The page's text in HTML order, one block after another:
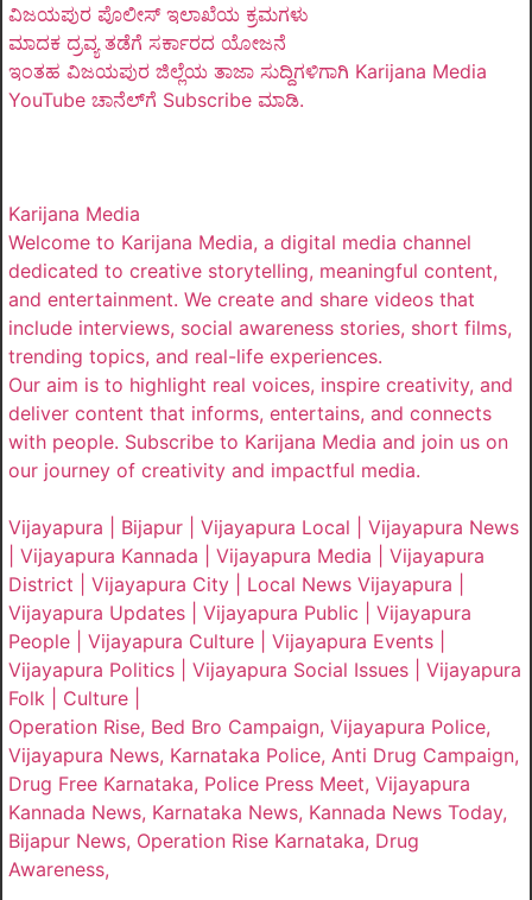
ವಿಜಯಪುರ ಪೊಲೀಸ್ ಇಲಾಖೆಯ ಕ್ರಮಗಳು
ಮಾದಕ ದ್ರವ್ಯ ತಡೆಗೆ ಸರ್ಕಾರದ ಯೋಜನೆ
ಇಂತಹ ವಿಜಯಪುರ ಜಿಲ್ಲೆಯ ತಾಜಾ ಸುದ್ದಿಗಳಿಗಾಗಿ Karijana Media
YouTube ಚಾನೆಲ್‌ಗೆ Subscribe ಮಾಡಿ.
Karijana Media
Welcome to Karijana Media, a digital media channel
dedicated to creative storytelling, meaningful content,
and entertainment. We create and share videos that
include interviews, social awareness stories, short films,
trending topics, and real-life experiences.
Our aim is to highlight real voices, inspire creativity, and
deliver content that informs, entertains, and connects
with people. Subscribe to Karijana Media and join us on
our journey of creativity and impactful media.
Vijayapura | Bijapur | Vijayapura Local | Vijayapura News
| Vijayapura Kannada | Vijayapura Media | Vijayapura
District | Vijayapura City | Local News Vijayapura |
Vijayapura Updates | Vijayapura Public | Vijayapura
People | Vijayapura Culture | Vijayapura Events |
Vijayapura Politics | Vijayapura Social Issues | Vijayapura
Folk | Culture |
Operation Rise, Bed Bro Campaign, Vijayapura Police,
Vijayapura News, Karnataka Police, Anti Drug Campaign,
Drug Free Karnataka, Police Press Meet, Vijayapura
Kannada News, Karnataka News, Kannada News Today,
Bijapur News, Operation Rise Karnataka, Drug
Awareness,